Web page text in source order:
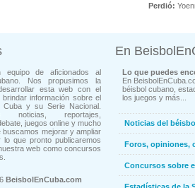
Perdió:
equipo de aficionados al
Nos propusimos la
esta web con el
brindar información sobre el
Cuba y su Serie Nacional.
noticias, reportajes,
juegos online y mucho
buscamos mejorar y ampliar
que pronto publicaremos
web como concursos
BeisbolEnCuba.com
En
Lo que puedes
En
béisbol cubano,
los juegos y más...
Noticias del
Foros, opiniones,
Concursos sobre